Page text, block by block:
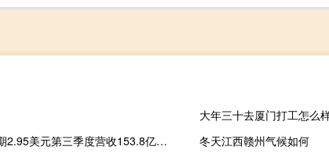
大年三十去厦门打工怎么
美国运通第三季度每股收益3.3美元预期2.95美元第三季度营收153.8亿美元预期153.3亿美元
冬天江西赣州气候如何